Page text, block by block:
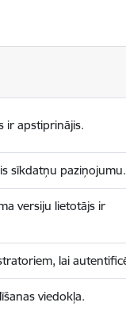
ir apstiprinājis.
sīkdatņu paziņojumu.
versiju lietotājs ir
lai
viedokļa.